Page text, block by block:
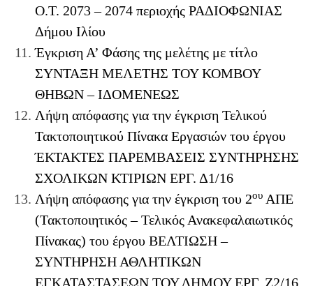
Ο.Τ. 2073 – 2074 περιοχής ΡΑΔΙΟΦΩΝΙΑΣ
Δήμου Ιλίου
Έγκριση Α’ Φάσης της μελέτης με τίτλο
ΣΥΝΤΑΞΗ ΜΕΛΕΤΗΣ ΤΟΥ ΚΟΜΒΟΥ
ΘΗΒΩΝ – ΙΔΟΜΕΝΕΩΣ
Λήψη απόφασης για την έγκριση Τελικού
Τακτοποιητικού Πίνακα Εργασιών του έργου
ΈΚΤΑΚΤΕΣ ΠΑΡΕΜΒΑΣΕΙΣ ΣΥΝΤΗΡΗΣΗΣ
ΣΧΟΛΙΚΩΝ ΚΤΙΡΙΩΝ ΕΡΓ. Δ1/16
Λήψη απόφασης για την έγκριση του 2ου ΑΠΕ
(Τακτοποιητικός – Τελικός Ανακεφαλαιωτικός
Πίνακας) του έργου ΒΕΛΤΙΩΣΗ –
ΣΥΝΤΗΡΗΣΗ ΑΘΛΗΤΙΚΩΝ
ΕΓΚΑΤΑΣΤΑΣΕΩΝ ΤΟΥ ΔΗΜΟΥ ΕΡΓ. Ζ2/16